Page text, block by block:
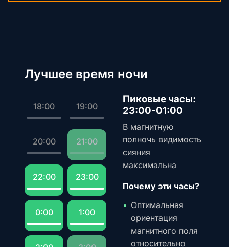
Лучшее время ночи
18:00 19:00
20:00 21:00
22:00 23:00
0:00 1:00
Пиковые часы:
23:00-01:00
В магнитную
полночь видимость
сияния
максимальна
Почему эти часы?
Оптимальная
ориентация
магнитного поля
относительно